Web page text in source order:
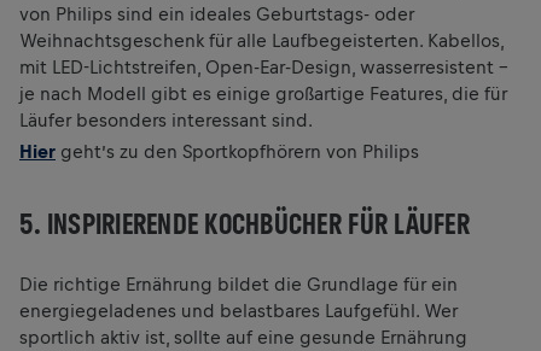
von Philips sind ein ideales Geburtstags- oder
Weihnachtsgeschenk für alle Laufbegeisterten. Kabellos,
mit LED-Lichtstreifen, Open-Ear-Design, wasserresistent –
je nach Modell gibt es einige großartige Features, die für
Läufer besonders interessant sind.
Hier geht’s zu den Sportkopfhörern von Philips
5. INSPIRIERENDE KOCHBÜCHER FÜR LÄUFER
Die richtige Ernährung bildet die Grundlage für ein
energiegeladenes und belastbares Laufgefühl. Wer
sportlich aktiv ist, sollte auf eine gesunde Ernährung